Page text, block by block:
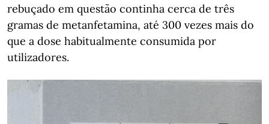
rebuçado em questão continha cerca de três
gramas de metanfetamina, até 300 vezes mais do
que a dose habitualmente consumida por
utilizadores.